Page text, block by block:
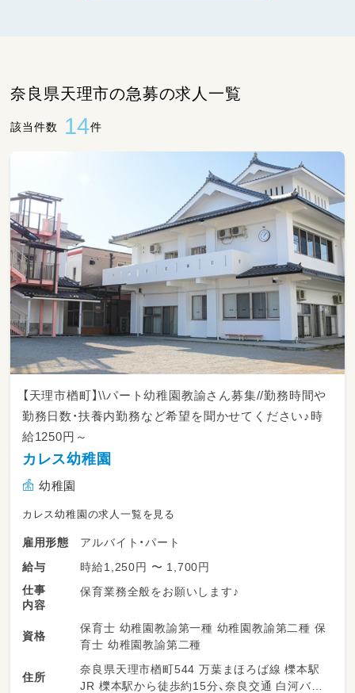
奈良県天理市の急募の求人一覧
該当件数 14件
【天理市楢町】\\パート幼稚園教諭さん募集//勤務時間や
勤務日数・扶養内勤務など希望を聞かせてください♪時
給1250円～
カレス幼稚園
幼稚園
カレス幼稚園の求人一覧を見る
雇用形態
アルバイト・パート
給与
時給1,250円 〜 1,700円
仕事
内容
保育業務全般をお願いします♪
資格
保育士 幼稚園教諭第一種 幼稚園教諭第二種 保
育士 幼稚園教諭第二種
住所
奈良県天理市楢町544 万葉まほろば線 櫟本駅
JR 櫟本駅から徒歩約15分、奈良交通 白河バス